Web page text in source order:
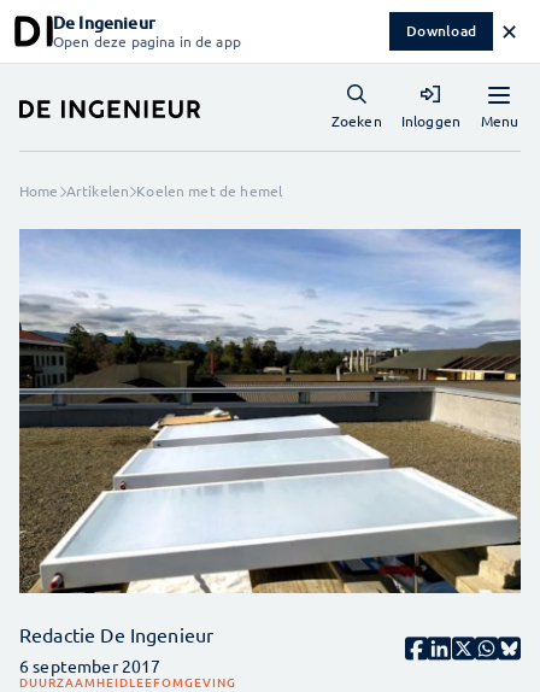
De Ingenieur
Open deze pagina in de app Download ✕
Menu
Zoeken Inloggen
Home Artikelen Koelen met de hemel
Redactie De Ingenieur
6 september 2017
DUURZAAMHEIDLEEFOMGEVING